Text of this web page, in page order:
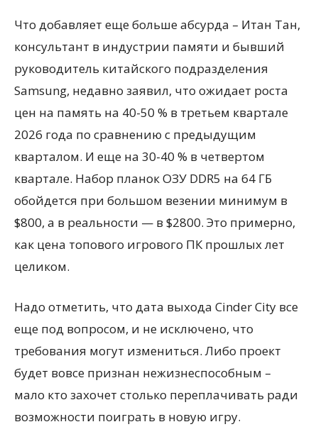
Что добавляет еще больше абсурда – Итан Тан,
консультант в индустрии памяти и бывший
руководитель китайского подразделения
Samsung, недавно заявил, что ожидает роста
цен на память на 40-50 % в третьем квартале
2026 года по сравнению с предыдущим
кварталом. И еще на 30-40 % в четвертом
квартале. Набор планок ОЗУ DDR5 на 64 ГБ
обойдется при большом везении минимум в
$800, а в реальности — в $2800. Это примерно,
как цена топового игрового ПК прошлых лет
целиком.
Надо отметить, что дата выхода Cinder City все
еще под вопросом, и не исключено, что
требования могут измениться. Либо проект
будет вовсе признан нежизнеспособным –
мало кто захочет столько переплачивать ради
возможности поиграть в новую игру.